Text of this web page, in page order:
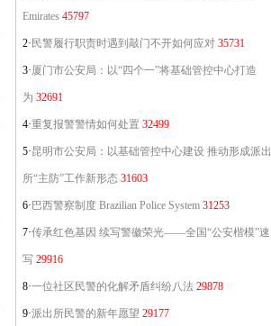
Emirates 45797
2· 民警履行职责时遇到敲门不开如何应对 35731
3·厦门市公安局：以“四个一”将基础管控中心打造
为 32691
4·重复报警警情如何处置 32499
5·昆明市公安局：以基础管控中心建设 推动形成派出
所“主防”工作新形态 31603
6· 巴西警察制度 Brazilian Police System 31253
7·传承红色基因 续写警徽荣光——全国“公安楷模”速
写 29916
8·一位社区民警的化解矛盾纠纷八法 29878
9·派出所民警的新年愿望 29177